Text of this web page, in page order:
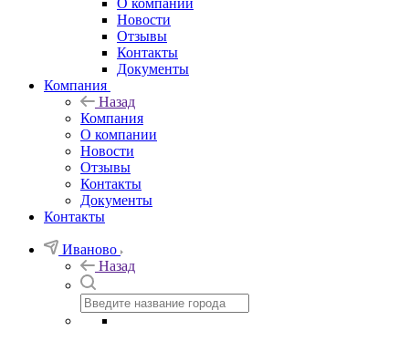
О компании
Новости
Отзывы
Контакты
Документы
Компания
Назад
Компания
О компании
Новости
Отзывы
Контакты
Документы
Контакты
Иваново
Назад